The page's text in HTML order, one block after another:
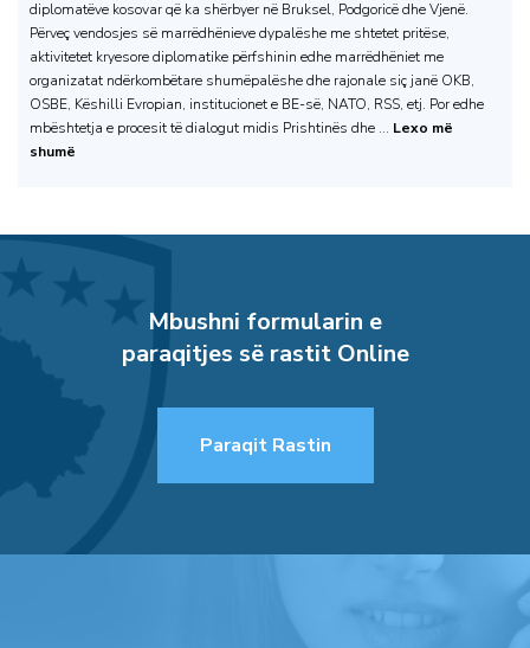
diplomatëve kosovar që ka shërbyer në Bruksel, Podgoricë dhe Vjenë.
Përveç vendosjes së marrëdhënieve dypalëshe me shtetet pritëse,
aktivitetet kryesore diplomatike përfshinin edhe marrëdhëniet me
organizatat ndërkombëtare shumëpalëshe dhe rajonale siç janë OKB,
OSBE, Këshilli Evropian, institucionet e BE-së, NATO, RSS, etj. Por edhe
mbështetja e procesit të dialogut midis Prishtinës dhe ... Lexo më
shumë
Mbushni formularin e
paraqitjes së rastit Online
Paraqit Rastin